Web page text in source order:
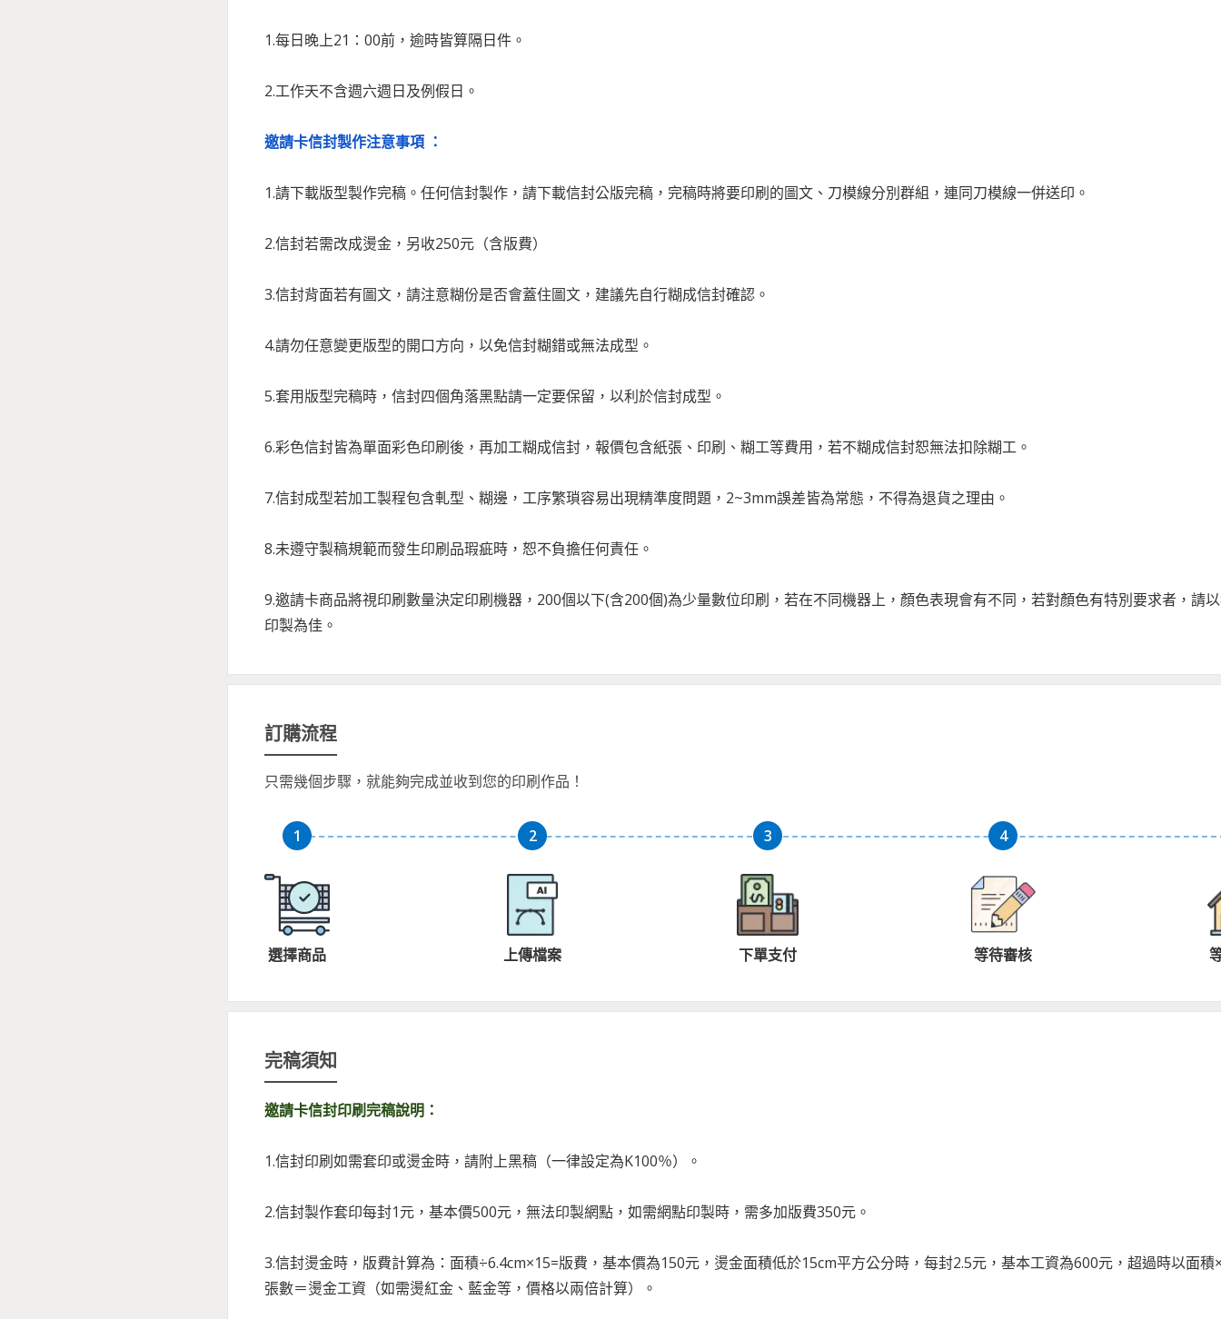
1.每日晚上21：00前，逾時皆算隔日件。
2.工作天不含週六週日及例假日。
邀請卡信封製作注意事項 ：
1.請下載版型製作完稿。任何信封製作，請下載信封公版完稿，完稿時將要印刷的圖文、刀模線分別群組，連同刀模線一併送印。
2.信封若需改成燙金，另收250元（含版費）
3.信封背面若有圖文，請注意糊份是否會蓋住圖文，建議先自行糊成信封確認。
4.請勿任意變更版型的開口方向，以免信封糊錯或無法成型。
5.套用版型完稿時，信封四個角落黑點請一定要保留，以利於信封成型。
6.彩色信封皆為單面彩色印刷後，再加工糊成信封，報價包含紙張、印刷、糊工等費用，若不糊成信封恕無法扣除糊工。
7.信封成型若加工製程包含軋型、糊邊，工序繁瑣容易出現精準度問題，2~3mm誤差皆為常態，不得為退貨之理由。
8.未遵守製稿規範而發生印刷品瑕疵時，恕不負擔任何責任。
9.邀請卡商品將視印刷數量決定印刷機器，200個以下(含200個)為少量數位印刷，若在不同機器上，顏色表現會有不同，若對顏色有特別要求者，請
印製為佳。
訂購流程
只需幾個步驟，就能夠完成並收到您的印刷作品！
選擇商品 上傳檔案 下單支付 等待審核
完稿須知
邀請卡信封印刷完稿說明：
1.信封印刷如需套印或燙金時，請附上黑稿（一律設定為K100％）。
2.信封製作套印每封1元，基本價500元，無法印製網點，如需網點印製時，需多加版費350元。
3.信封燙金時，版費計算為：面積÷6.4cm×15=版費，基本價為150元，燙金面積低於15cm平方公分時，每封2.5元，基本工資為600元，超過時以面積
張數＝燙金工資（如需燙紅金、藍金等，價格以兩倍計算）。